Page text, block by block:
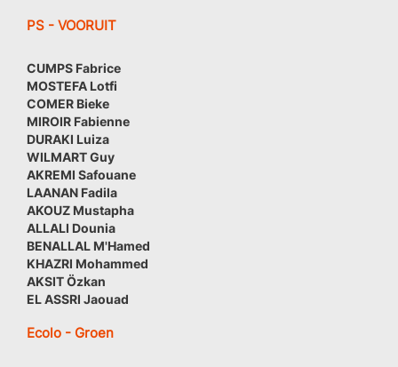
PS - VOORUIT
CUMPS Fabrice
MOSTEFA Lotfi
COMER Bieke
MIROIR Fabienne
DURAKI Luiza
WILMART Guy
AKREMI Safouane
LAANAN Fadila
AKOUZ Mustapha
ALLALI Dounia
BENALLAL M'Hamed
KHAZRI Mohammed
AKSIT Özkan
EL ASSRI Jaouad
Ecolo - Groen